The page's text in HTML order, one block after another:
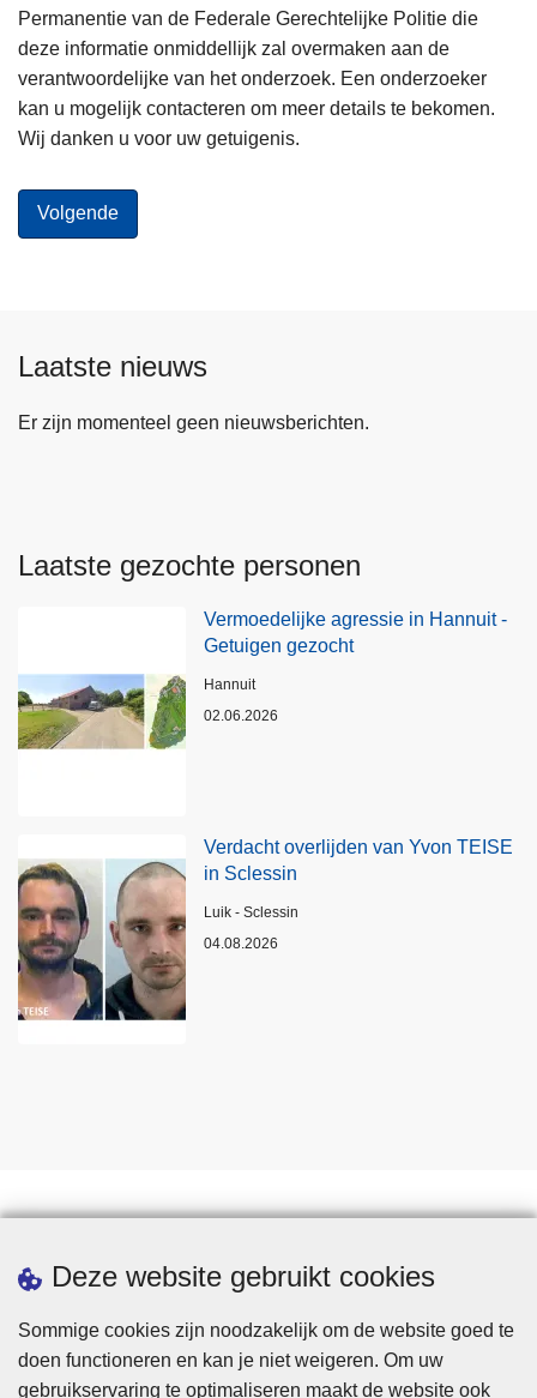
Deze website gebruikt cookies
Sommige cookies zijn noodzakelijk om de website goed te
doen functioneren en kan je niet weigeren. Om uw
gebruikservaring te optimaliseren maakt de website ook
Permanentie van de Federale Gerechtelijke Politie die
deze informatie onmiddellijk zal overmaken aan de
verantwoordelijke van het onderzoek. Een onderzoeker
kan u mogelijk contacteren om meer details te bekomen.
Wij danken u voor uw getuigenis.
Laatste nieuws
Er zijn momenteel geen nieuwsberichten.
Laatste gezochte personen
Vermoedelijke agressie in Hannuit -
Getuigen gezocht
Plaats
Hannuit
02.06.2026
Verdacht overlijden van Yvon TEISE
in Sclessin
Plaats
Luik - Sclessin
04.08.2026